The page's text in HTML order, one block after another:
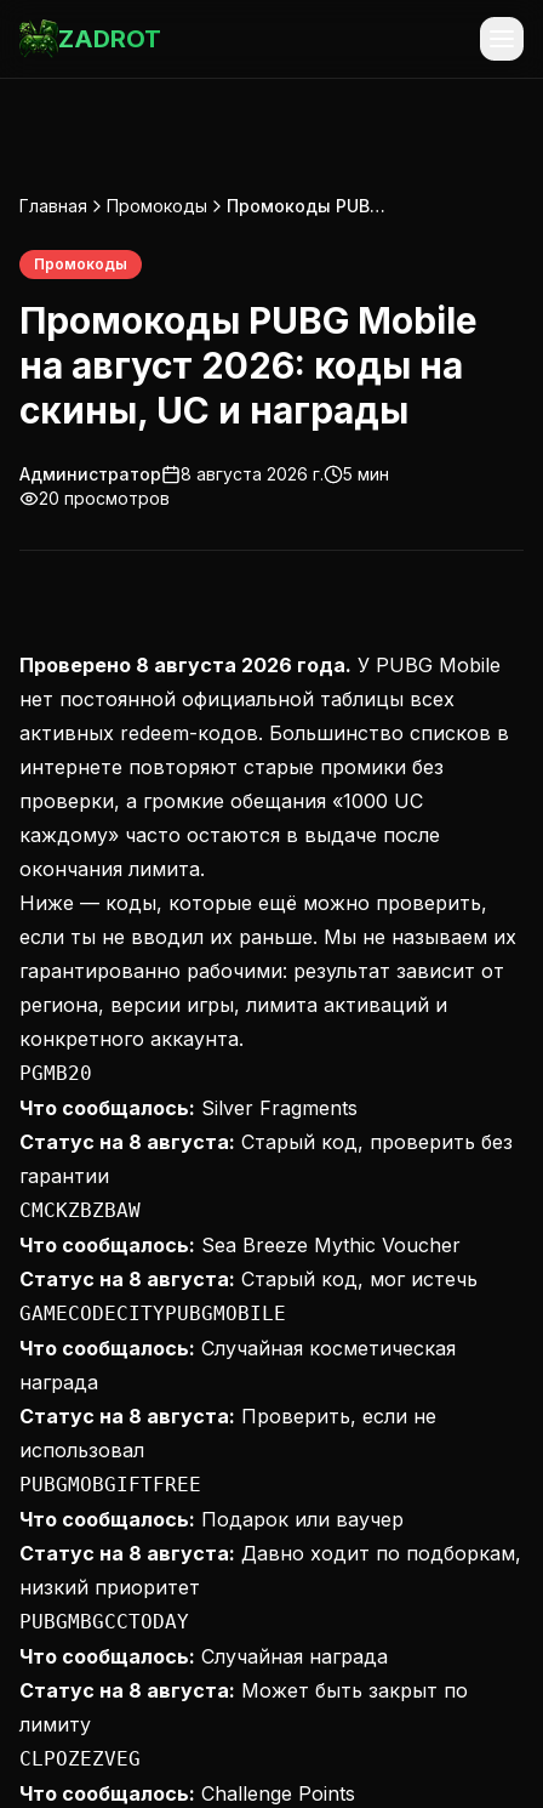
ZADROT
Главная Промокоды Промокоды PUBG Mobile на август 2026: коды на скины, UC и награды
Промокоды
Промокоды PUBG Mobile
на август 2026: коды на
скины, UC и награды
Администратор 8 августа 2026 г. 5 мин
20 просмотров
Проверено 8 августа 2026 года. У PUBG Mobile
нет постоянной официальной таблицы всех
активных redeem-кодов. Большинство списков в
интернете повторяют старые промики без
проверки, а громкие обещания «1000 UC
каждому» часто остаются в выдаче после
окончания лимита.
Ниже — коды, которые ещё можно проверить,
если ты не вводил их раньше. Мы не называем их
гарантированно рабочими: результат зависит от
региона, версии игры, лимита активаций и
конкретного аккаунта.
PGMB20
Что сообщалось: Silver Fragments
Статус на 8 августа: Старый код, проверить без
гарантии
CMCKZBZBAW
Что сообщалось: Sea Breeze Mythic Voucher
Статус на 8 августа: Старый код, мог истечь
GAMECODECITYPUBGMOBILE
Что сообщалось: Случайная косметическая
награда
Статус на 8 августа: Проверить, если не
использовал
PUBGMOBGIFTFREE
Что сообщалось: Подарок или ваучер
Статус на 8 августа: Давно ходит по подборкам,
низкий приоритет
PUBGMBGCCTODAY
Что сообщалось: Случайная награда
Статус на 8 августа: Может быть закрыт по
лимиту
CLPOZEZVEG
Что сообщалось: Challenge Points